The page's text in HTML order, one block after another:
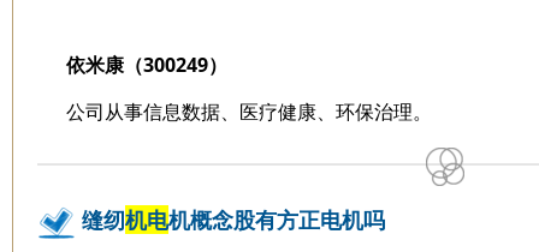
依米康（300249）
公司从事信息数据、医疗健康、环保治理。
缝纫机电机概念股有方正电机吗